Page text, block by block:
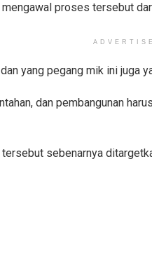
proses tersebut
yang pegang mik ini juga
dan pembangunan
sebenarnya